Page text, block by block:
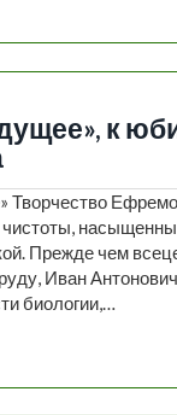
к
Творчество
чистоты,
Прежде чем
Иван
биологии,…